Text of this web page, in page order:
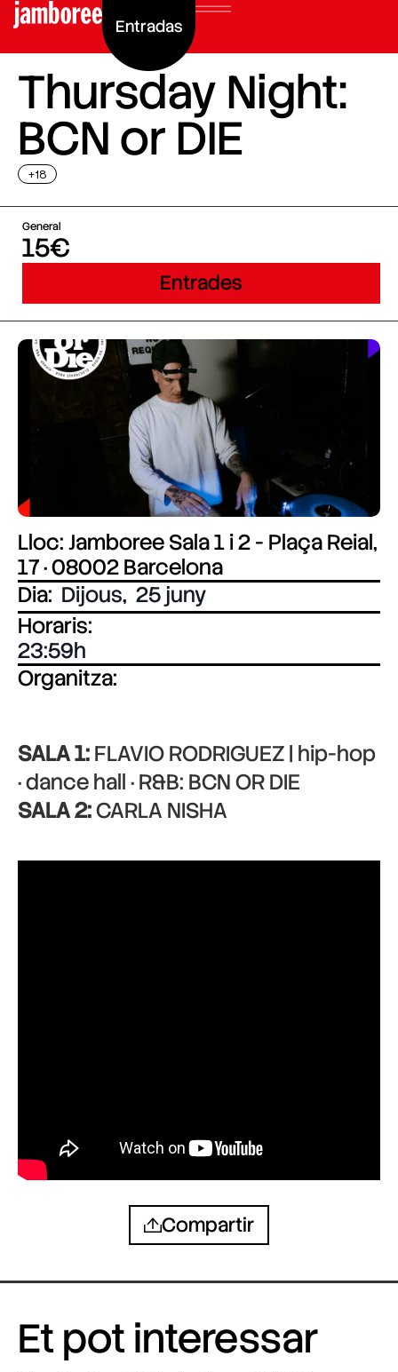
Entradas
Thursday Night:
BCN or DIE
+18
General
15€
Entrades
Lloc: Jamboree Sala 1 i 2 - Plaça Reial,
17 · 08002 Barcelona
Dia: Dijous, 25 juny
Horaris:
23:59
Organitza:
SALA 1:FLAVIO RODRIGUEZ | hip-hop
· dance hall · R&B: BCN OR DIE
SALA 2:CARLA NISHA
Compartir
Et pot interessar